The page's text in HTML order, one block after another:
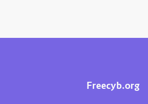
Freecyb.org